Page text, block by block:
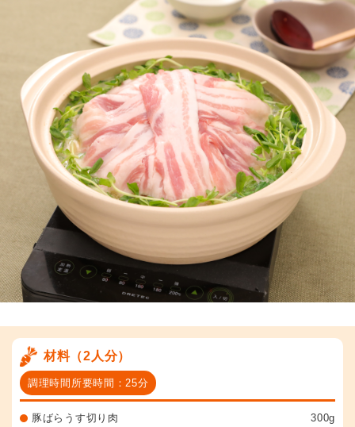
材料（2人分）
調理時間所要時間：25分
豚ばらうす切り肉 300g